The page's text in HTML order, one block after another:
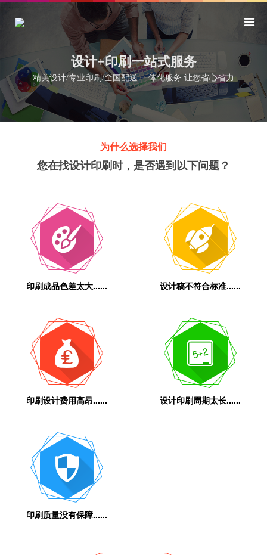
设计+印刷一站式服务
精美设计/专业印刷/全国配送 一体化服务 让您省心省力
为什么选择我们
您在找设计印刷时，是否遇到以下问题？
印刷成品色差太大...... 设计稿不符合标准......
印刷设计费用高昂...... 设计印刷周期太长......
印刷质量没有保障......